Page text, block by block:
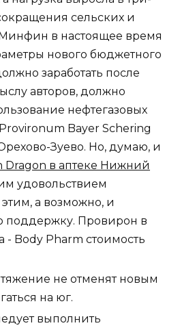
сельских и
в настоящее время
нового бюджетного
заработать после
авторов, должно
нефтегазовых
Bayer Schering
Зуево. Но, думаю, и
Dragon в аптеке Нижний
удовольствием
а возможно, и
поддержку. Провирон в
- Body Pharm стоимость
не отменят новым
на юг.
выполнить